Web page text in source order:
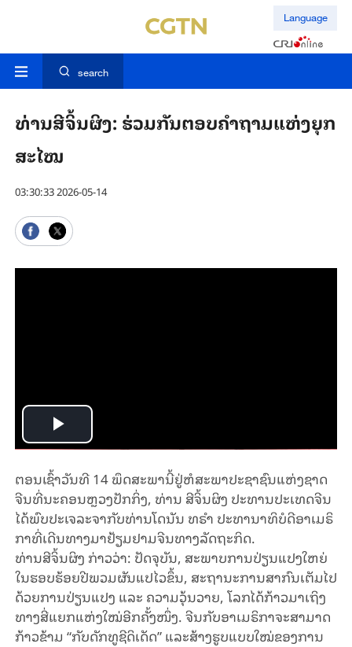
Language
search
ທ່ານ​ສີ​ຈິ້​ນ​ຜິງ: ຮ່ວມ​ກັນ​ຕອບ​ຄຳ​ຖາມ​ແຫ່ງ​ຍຸກ​
ສະ​ໄໝ
03:30:33 2026-05-14
Play
Video
ຕອນ​ເຊົ້າ​ວັນ​ທີ 14 ພຶດ​ສະ​ພາ​ນີ້ຢູ່​ຫໍ​ສະ​ພາ​ປະ​ຊາ​ຊົນ​ແຫ່ງ​ຊາດ​
ຈີນ​ທີ່​ນະ​ຄອນ​ຫຼວງ​ປັກ​ກິ່ງ, ທ່ານ​ ສີ​ຈິ້ນ​ຜິງ ປະ​ທານ​ປະ​ເທດ​ຈີນ​
ໄດ້​ພົບ​ປະ​ເຈ​ລະ​ຈາ​ກັບ​ທ່ານ​ໂດ​ນັນ ທ​ຣຳ ປະ​ທາ​ນາ​ທິ​ບໍ​ດີ​ອາ​ເມ​ຣິ​
ກາທີ່​ເດີນ​ທາງ​ມາ​ຢ້ຽມ​ຢາມ​ຈີນ​ທາງ​ລັດ​ຖະ​ກິດ.
ທ່ານ​ສີ​ຈິ້ນ​ຜິງ ກ່າວ​ວ່າ: ປັ​ດ​ຈຸ​ບັນ, ສະ​ພາບ​ການ​ປ່ຽນ​ແປງ​ໃຫຍ່​
ໃນ​ຮອບ​ຮ້ອຍ​ປີ​ພວມ​ຜັນ​ແປໄວ​ຂຶ້ນ, ສະ​ຖາ​ນະ​ການ​ສາ​ກົນ​ເຕັມ​ໄປ​
ດ້ວຍ​ການ​ປ່ຽນ​ແປງ ແລະ ຄວາມ​ວຸ້ນ​ວາຍ, ໂລກ​ໄດ້​ກ້າວ​ມາ​ເຖິງ​
ທາງ​ສີ່​ແຍກ​ແຫ່ງ​ໃ​ໝ່​ອີກ​ຄັ້ງ​ໜຶ່ງ. ຈີນ​ກັ​ບ​ອາ​ເມ​ຣິ​ກາ​ຈະ​ສາ​ມາດ​
ກ້າວ​ຂ້າມ “ກັບ​ດັກ​​ທູ​ຊີ​ດິ​ເດັດ” ແລະ​ສ້າງ​ຮູບ​ແບບ​ໃໝ່​ຂອງ​ການ​